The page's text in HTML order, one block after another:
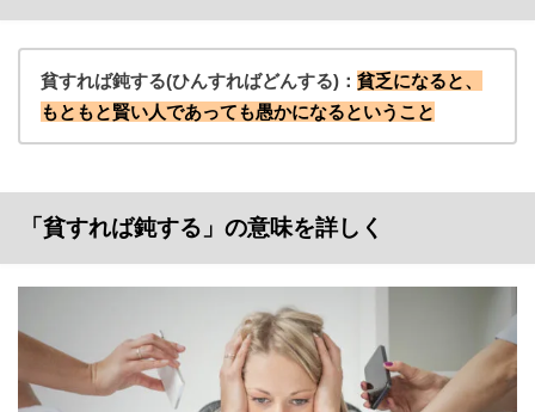
貧すれば鈍する(ひんすればどんする)： 貧乏になると、
もともと賢い人であっても愚かになるということ
「貧すれば鈍する」の意味を詳しく